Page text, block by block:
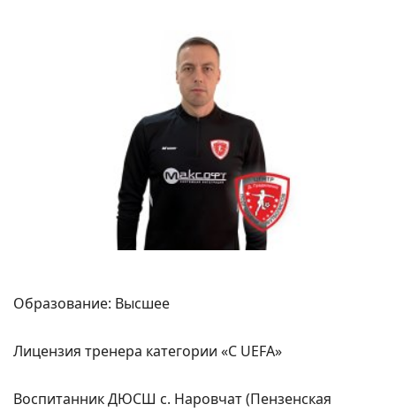
Образование: Высшее
Лицензия тренера категории «С UEFA»
Воспитанник ДЮСШ с. Наровчат (Пензенская